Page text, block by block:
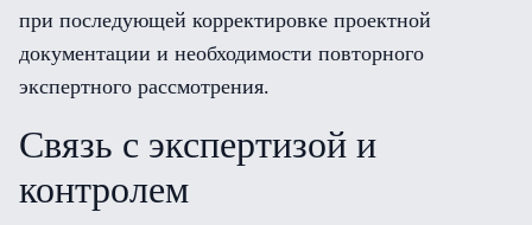
при последующей корректировке проектной
документации и необходимости повторного
экспертного рассмотрения.
Связь с экспертизой и
контролем